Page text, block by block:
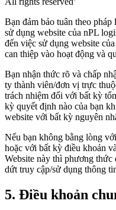
Bạn đảm bảo tuân theo
sử dụng website của nPL
đến việc sử dụng website
can thiệp vào hoạt động và
Bạn nhận thức rõ và chấp
ty thành viên/đơn vị trực
trách nhiệm đối với bất kỳ
kỳ quyết định nào của bạn
website với bất kỳ nguyên
Nếu bạn không bằng lòng
hoặc với bất kỳ điều khoản
Website này thì phương thức
dứt truy cập/sử dụng thông
5. Điều khoản